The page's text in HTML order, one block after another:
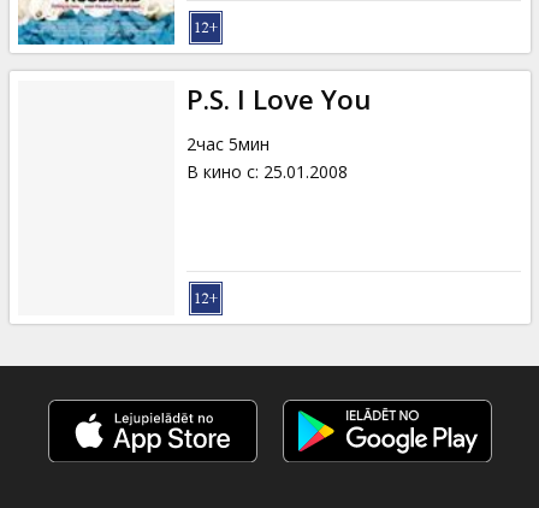
P.S. I Love You
2час 5мин
В кино с: 25.01.2008